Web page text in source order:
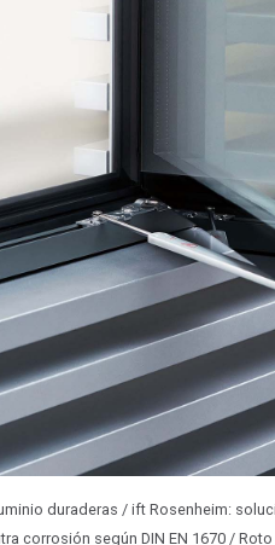
duraderas / ift Rosenheim:
corrosión según DIN EN 1670 /